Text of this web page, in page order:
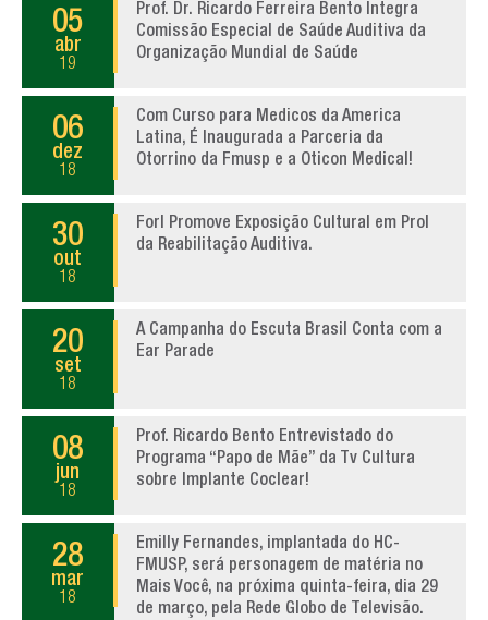
05
abr
19
Prof. Dr. Ricardo Ferreira Bento Integra
Comissão Especial de Saúde Auditiva da
Organização Mundial de Saúde
06
dez
18
Com Curso para Medicos da America
Latina, É Inaugurada a Parceria da
Otorrino da Fmusp e a Oticon Medical!
30
out
18
Forl Promove Exposição Cultural em Prol
da Reabilitação Auditiva.
20
set
18
A Campanha do Escuta Brasil Conta com a
Ear Parade
08
jun
18
Prof. Ricardo Bento Entrevistado do
Programa “Papo de Mãe” da Tv Cultura
sobre Implante Coclear!
28
mar
18
Emilly Fernandes, implantada do HC-
FMUSP, será personagem de matéria no
Mais Você, na próxima quinta-feira, dia 29
de março, pela Rede Globo de Televisão.